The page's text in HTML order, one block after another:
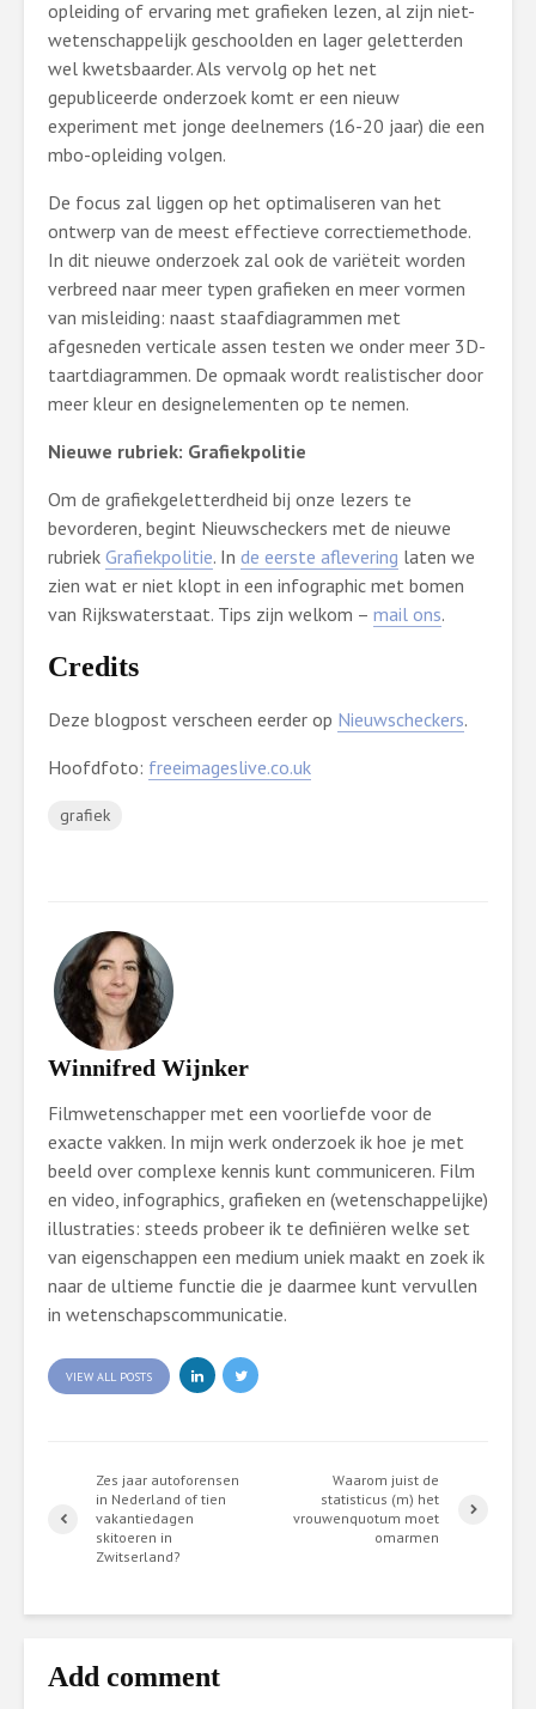
opleiding of ervaring met grafieken lezen, al zijn niet-
wetenschappelijk geschoolden en lager geletterden
wel kwetsbaarder. Als vervolg op het net
gepubliceerde onderzoek komt er een nieuw
experiment met jonge deelnemers (16-20 jaar) die een
mbo-opleiding volgen.
De focus zal liggen op het optimaliseren van het
ontwerp van de meest effectieve correctiemethode.
In dit nieuwe onderzoek zal ook de variëteit worden
verbreed naar meer typen grafieken en meer vormen
van misleiding: naast staafdiagrammen met
afgesneden verticale assen testen we onder meer 3D-
taartdiagrammen. De opmaak wordt realistischer door
meer kleur en designelementen op te nemen.
Nieuwe rubriek: Grafiekpolitie
Om de grafiekgeletterdheid bij onze lezers te
bevorderen, begint Nieuwscheckers met de nieuwe
rubriek Grafiekpolitie. In de eerste aflevering laten we
zien wat er niet klopt in een infographic met bomen
van Rijkswaterstaat. Tips zijn welkom – mail ons.
Credits
Deze blogpost verscheen eerder op Nieuwscheckers.
Hoofdfoto: freeimageslive.co.uk
grafiek
Winnifred Wijnker
Filmwetenschapper met een voorliefde voor de
exacte vakken. In mijn werk onderzoek ik hoe je met
beeld over complexe kennis kunt communiceren. Film
en video, infographics, grafieken en (wetenschappelijke)
illustraties: steeds probeer ik te definiëren welke set
van eigenschappen een medium uniek maakt en zoek ik
naar de ultieme functie die je daarmee kunt vervullen
in wetenschapscommunicatie.
VIEW ALL POSTS
Zes jaar autoforensen
in Nederland of tien
vakantiedagen
skitoeren in
Zwitserland?
Waarom juist de
statisticus (m) het
vrouwenquotum moet
omarmen
Add comment